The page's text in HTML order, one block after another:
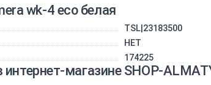
wk-4 eco белая
TSL|23183500
НЕТ
174225
магазине SHOP-